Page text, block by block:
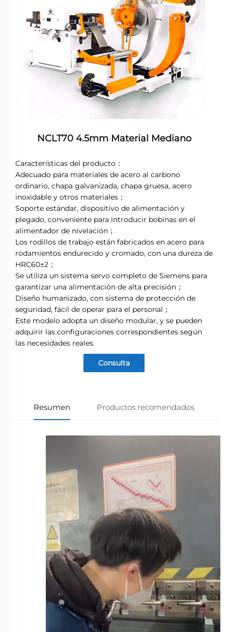
NCLT70 4.5mm Material Mediano
Características del producto：
Adecuado para materiales de acero al carbono
ordinario, chapa galvanizada, chapa gruesa, acero
inoxidable y otros materiales；
Soporte estándar, dispositivo de alimentación y
plegado, conveniente para introducir bobinas en el
alimentador de nivelación；
Los rodillos de trabajo están fabricados en acero para
rodamientos endurecido y cromado, con una dureza de
HRC60±2；
Se utiliza un sistema servo completo de Siemens para
garantizar una alimentación de alta precisión；
Diseño humanizado, con sistema de protección de
seguridad, fácil de operar para el personal；
Este modelo adopta un diseño modular, y se pueden
adquirir las configuraciones correspondientes según
las necesidades reales.
Consulta
Resumen Productos recomendados